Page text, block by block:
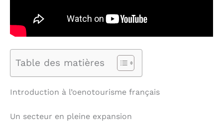
Table des matières
Introduction à l’oenotourisme français
Un secteur en pleine expansion